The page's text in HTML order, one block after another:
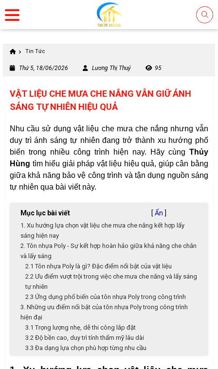
Tin Tức
Thứ 5, 18/06/2026 Lương Thị Thuỷ 95
VẬT LIỆU CHE MƯA CHE NẮNG VẪN GIỮ ÁNH
SÁNG TỰ NHIÊN HIỆU QUẢ
Nhu cầu sử dụng vật liệu che mưa che nắng nhưng vẫn
duy trì ánh sáng tự nhiên đang trở thành xu hướng phổ
biến trong nhiều công trình hiện nay. Hãy cùng Thủy
Hùng tìm hiểu giải pháp vật liệu hiệu quả, giúp cân bằng
giữa khả năng bảo vệ công trình và tận dụng nguồn sáng
tự nhiên qua bài viết này.
Mục lục bài viết [ Ẩn ]
1. Xu hướng lựa chọn vật liệu che mưa che nắng kết hợp lấy
sáng hiện nay
2. Tôn nhựa Poly - Sự kết hợp hoàn hảo giữa khả năng che chắn
và lấy sáng
2.1 Tôn nhựa Poly là gì? Đặc điểm nổi bật của vật liệu
2.2 Ưu điểm vượt trội trong việc che mưa che nắng và lấy sáng
tự nhiên
2.3 Ứng dụng phổ biến của tôn nhựa Poly trong công trình
3. Những ưu điểm nổi bật của tôn nhựa Poly trong công trình
hiện đại
3.1 Trọng lượng nhẹ, dễ thi công lắp đặt
3.2 Độ bền cao, duy trì tính thẩm mỹ lâu dài
3.3 Đa dạng lựa chọn phù hợp từng nhu cầu